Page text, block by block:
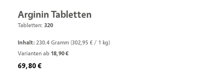
Arginin Tabletten
Tabletten: 320
Inhalt: 230.4 Gramm (302,95 € / 1 kg)
Varianten ab 18,90 €
Regulärer Preis:
69,80 €